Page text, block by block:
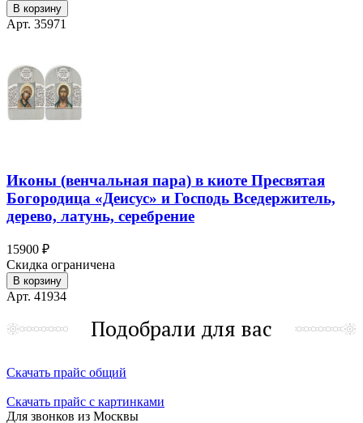
В корзину
Арт. 35971
Иконы (венчальная пара) в киоте Пресвятая
Богородица «Деисус» и Господь Вседержитель,
дерево, латунь, серебрение
15900 ₽
Скидка ограничена
В корзину
Арт. 41934
Подобрали для вас
Скачать прайс общий
Скачать прайс с картинками
Для звонков из Москвы